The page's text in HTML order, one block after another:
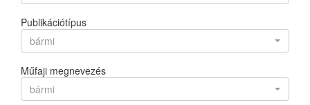
Publikációtípus
bármi
Műfaji megnevezés
bármi